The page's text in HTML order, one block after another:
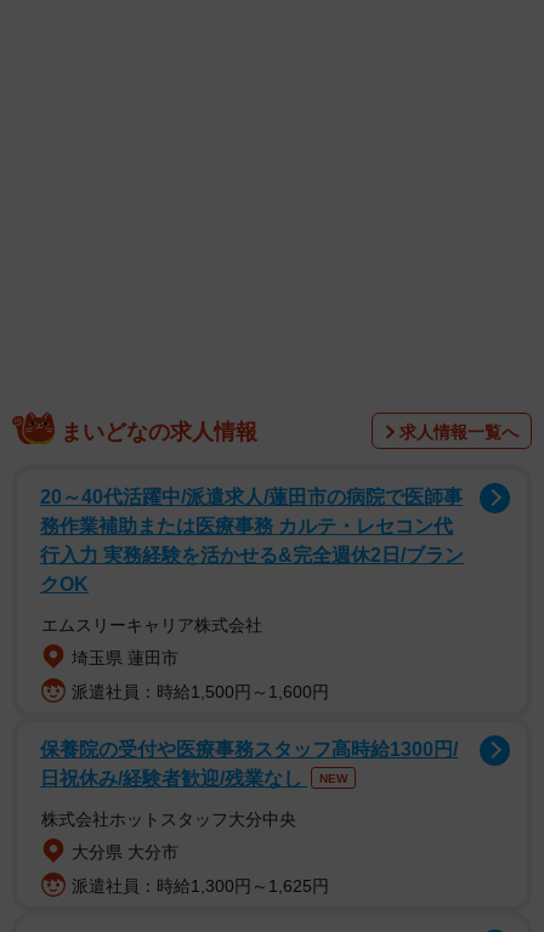
【鈴木優香さんプロフィル】
すずき・ゆうか 2000年8月15日生まれ。静岡県出身。身
長163cm。血液型＝AB型。2021年にAKB48を卒業後、
YouTuberに転身。公式チャンネル（@yuuka_chan815）は
まいどなの求人情報 求人情報一覧へ
20～40代活躍中/派遣求人/蓮田市の病院で医師事
務作業補助または医療事務 カルテ・レセコン代
行入力 実務経験を活かせる&完全週休2日/ブラン
クOK
エムスリーキャリア株式会社
埼玉県 蓮田市
派遣社員：時給1,500円～1,600円
保養院の受付や医療事務スタッフ高時給1300円/
日祝休み/経験者歓迎/残業なし
NEW
株式会社ホットスタッフ大分中央
大分県 大分市
派遣社員：時給1,300円～1,625円